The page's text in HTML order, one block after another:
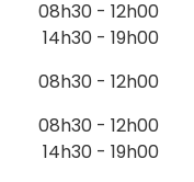
08h30 - 12h00
14h30 - 19h00
08h30 - 12h00
08h30 - 12h00
14h30 - 19h00